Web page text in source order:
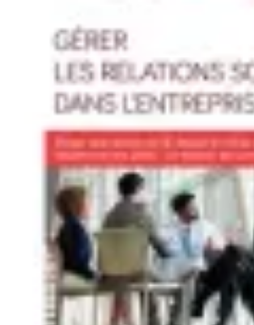
Stratégies et Techniques
StratégiesEntraînement et Technique
Volley Direct